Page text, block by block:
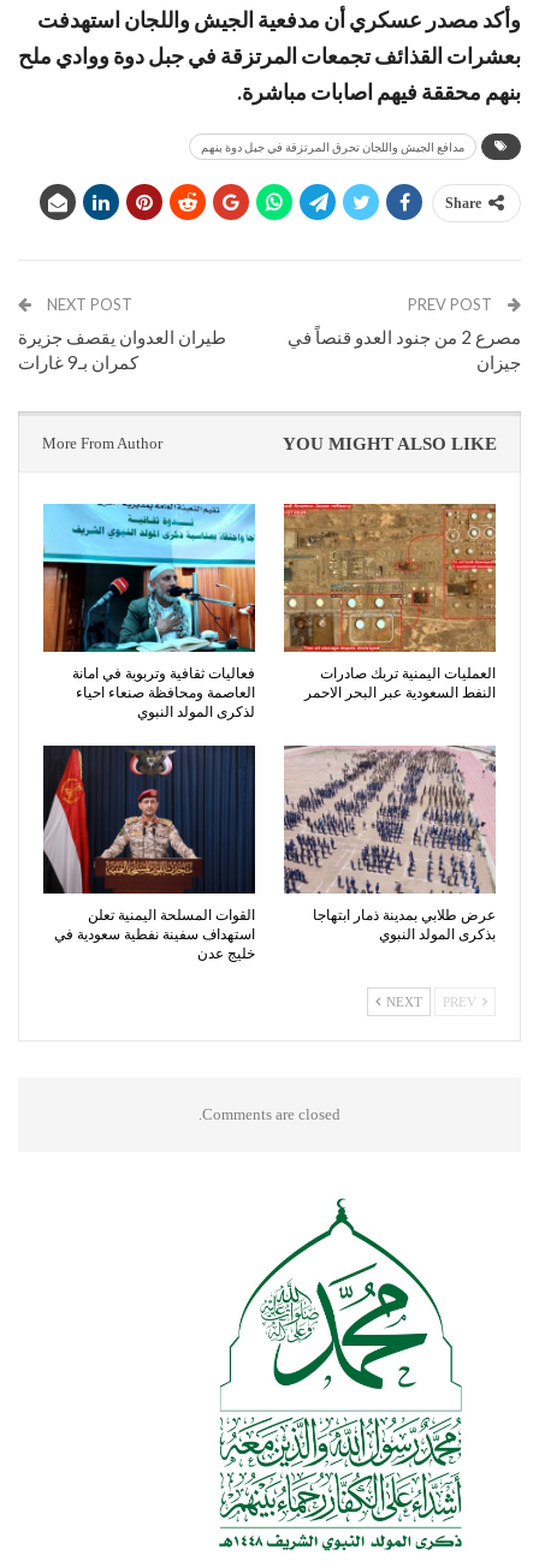
وأكد مصدر عسكري أن مدفعية الجيش واللجان استهدفت
بعشرات القذائف تجمعات المرتزقة في جبل دوة ووادي ملح
بنهم محققة فيهم اصابات مباشرة.
مدافع الجيش واللجان تحرق المرتزقة في جبل دوة بنهم
Share
مصرع 2 من جنود العدو قنصاً في
جيزان
NEXT POST
طيران العدوان يقصف جزيرة
كمران بـ9 غارات
YOU MIGHT ALSO LIKE
More From Author
العمليات اليمنية تربك صادرات
النفط السعودية عبر البحر الاحمر
فعاليات ثقافية وتربوية في امانة
العاصمة ومحافظة صنعاء احياء
لذكرى المولد النبوي
عرض طلابي بمدينة ذمار ابتهاجا
بذكرى المولد النبوي
القوات المسلحة اليمنية تعلن
استهداف سفينة نفطية سعودية في
خليج عدن
NEXT
Comments are closed.